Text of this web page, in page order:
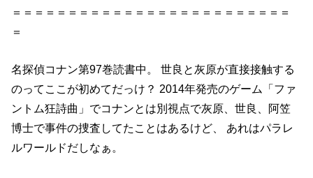
＝＝＝＝＝＝＝＝＝＝＝＝＝＝＝＝＝＝＝＝＝＝＝＝＝
＝
名探偵コナン第97巻読書中。 世良と灰原が直接接触する
のってここが初めてだっけ？ 2014年発売のゲーム「ファ
ントム狂詩曲」でコナンとは別視点で灰原、世良、阿笠
博士で事件の捜査してたことはあるけど、 あれはパラレ
ルワールドだしなぁ。